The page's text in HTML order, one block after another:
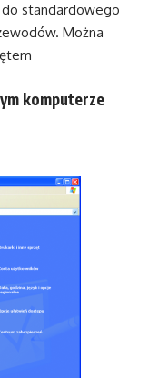
standardowego
Można
komputerze